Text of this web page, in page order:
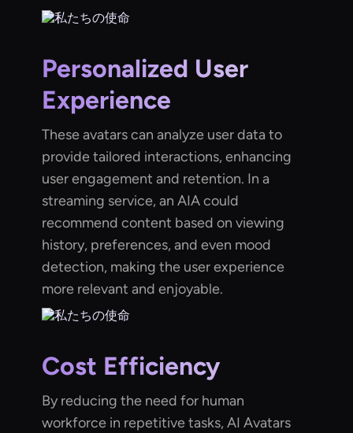
Personalized User
Experience
These avatars can analyze user data to
provide tailored interactions, enhancing
user engagement and retention. In a
streaming service, an AIA could
recommend content based on viewing
history, preferences, and even mood
detection, making the user experience
more relevant and enjoyable.
Cost Efficiency
By reducing the need for human
workforce in repetitive tasks, AI Avatars